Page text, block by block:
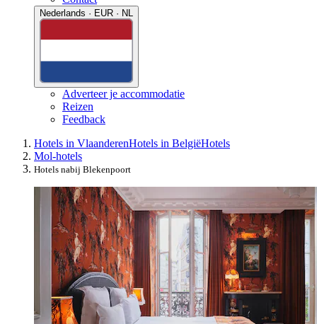
Nederlands · EUR · NL
Adverteer je accommodatie
Reizen
Feedback
Hotels in VlaanderenHotels in BelgiëHotels
Mol-hotels
Hotels nabij Blekenpoort